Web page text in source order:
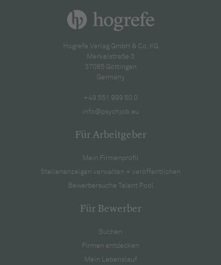
Hogrefe Verlag GmbH & Co. KG
Merkelstraße 3
37085 Göttingen
Germany
+49 551 999 50 0
info@psychjob.eu
Für Arbeitgeber
Mein Firmenprofil
Stellenanzeigen verwalten + veröffentlichen
Bewerbersuche Talent Pool
Für Bewerber
Suchen
Firmen entdecken
Mein Lebenslauf